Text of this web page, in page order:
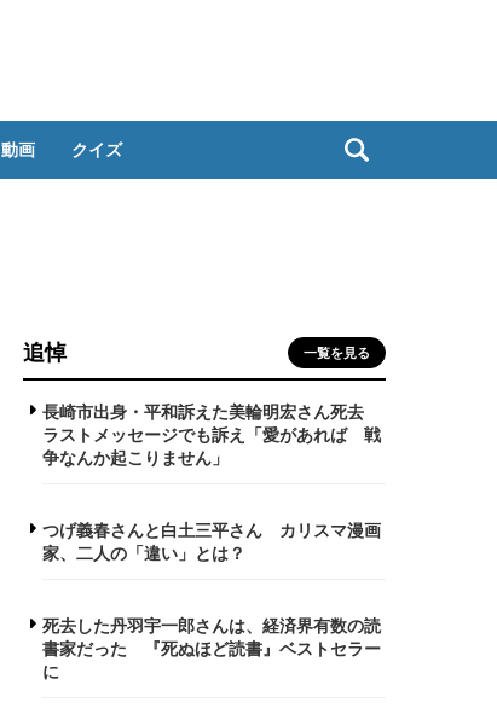
動画 クイズ
追悼 一覧を見る
長崎市出身・平和訴えた美輪明宏さん死去
ラストメッセージでも訴え「愛があれば 戦
争なんか起こりません」
つげ義春さんと白土三平さん カリスマ漫画
家、二人の「違い」とは？
死去した丹羽宇一郎さんは、経済界有数の読
書家だった 『死ぬほど読書』ベストセラー
に